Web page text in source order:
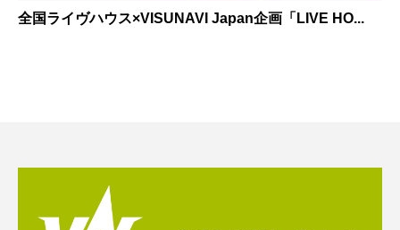
全国ライヴハウス×VISUNAVI Japan企画「LIVE HO...